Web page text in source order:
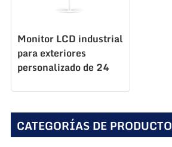
Monitor LCD industrial
para exteriores
personalizado de 24
CATEGORÍAS DE PRODUCTO